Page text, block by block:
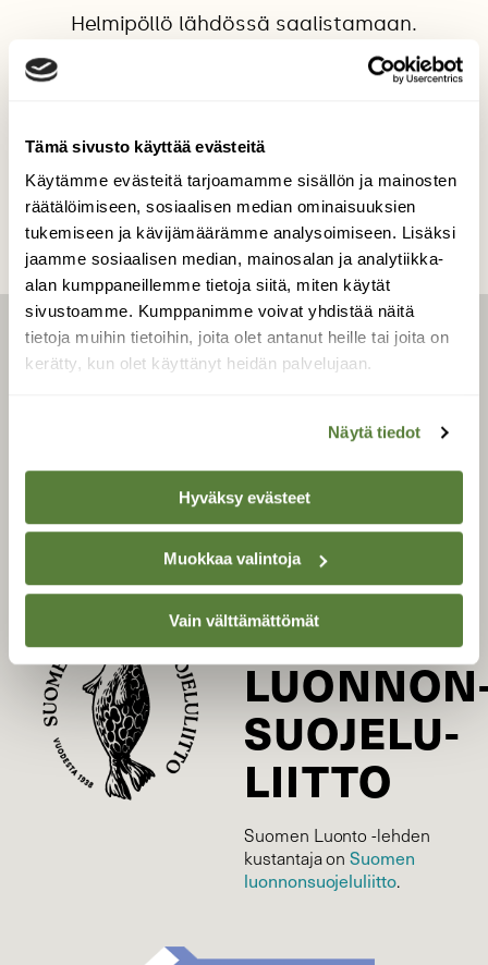
Tämä sivusto käyttää evästeitä
Käytämme evästeitä tarjoamamme sisällön ja mainosten
räätälöimiseen, sosiaalisen median ominaisuuksien
tukemiseen ja kävijämäärämme analysoimiseen. Lisäksi
jaamme sosiaalisen median, mainosalan ja analytiikka-
alan kumppaneillemme tietoja siitä, miten käytät
sivustoamme. Kumppanimme voivat yhdistää näitä
tietoja muihin tietoihin, joita olet antanut heille tai joita on
kerätty, kun olet käyttänyt heidän palvelujaan.
Näytä tiedot
Hyväksy evästeet
Muokkaa valintoja
Vain välttämättömät
Helmipöllö lähdössä saalistamaan.
Kilpailun etusivulle
LEHTI
Tilaa uutiskirje
SUOMEN
SUOJELU­
LIITTO
Suomen Luonto -lehden
kustantaja onSuomen
luonnonsuojelu­liitto.